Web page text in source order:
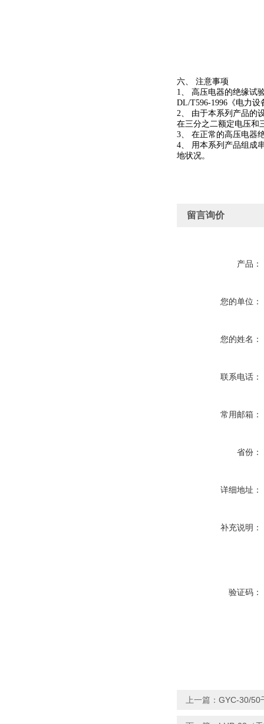
六、 注意事项
1、 高压电器的绝缘试
DL/T596-1996《电力
2、 由于本系列产品的
在三分之二额定电压和
3、 在正常的高压电器
4、 用本系列产品组成
地状况。
留言询价
产品：
您的单位：
您的姓名：
联系电话：
常用邮箱：
省份：
详细地址：
补充说明：
验证码：
上一篇： GYC-30/50